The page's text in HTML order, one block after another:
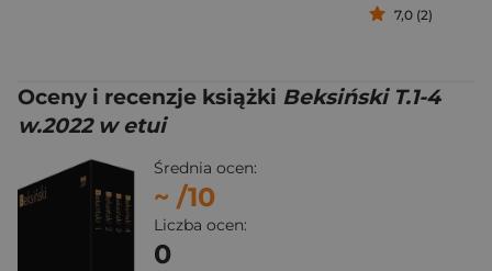
7,0 (2)
Oceny i recenzje książki Beksiński T.1-4
w.2022 w etui
Średnia ocen:
~ /10
Liczba ocen:
0